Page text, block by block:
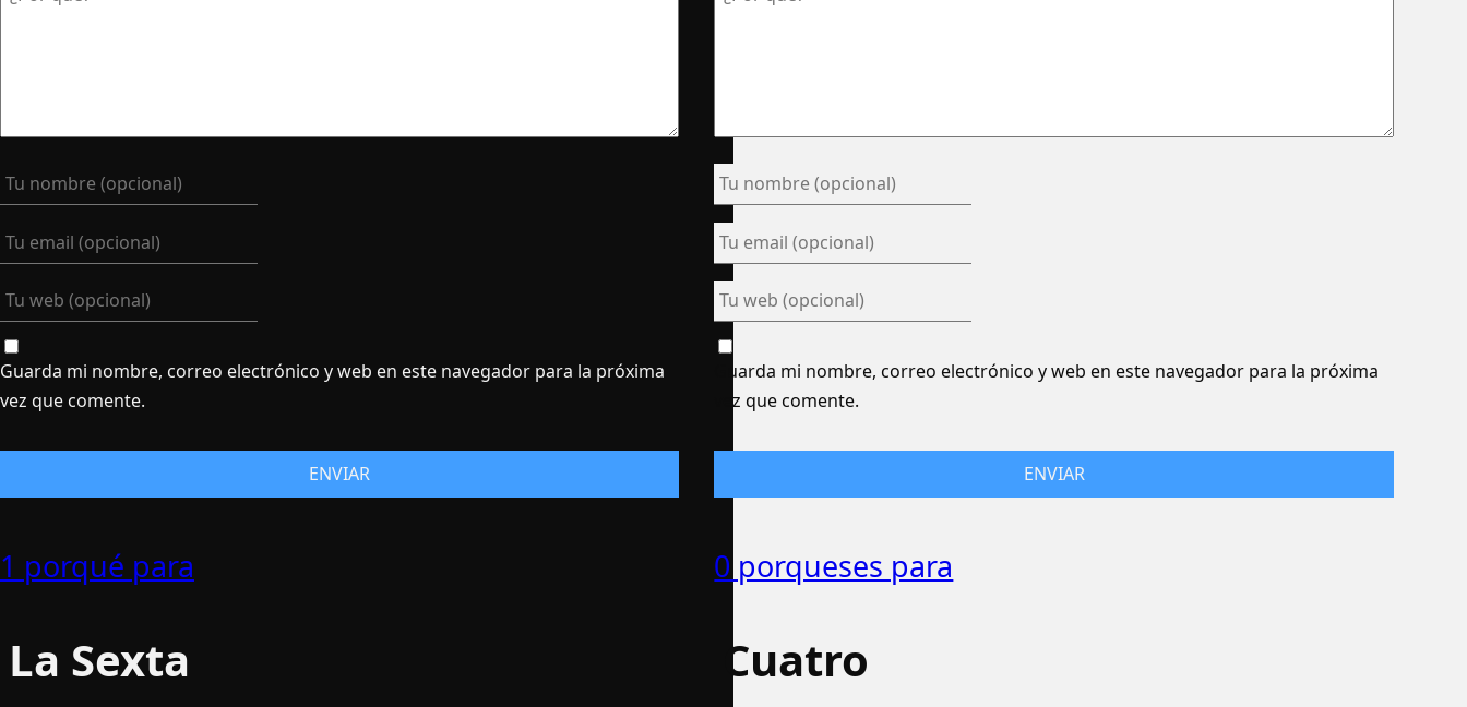
Guarda mi nombre, correo electrónico y web en este navegador para la próxima
vez que comente.
Guarda mi nombre, correo electrónico y web en este navegador para la próxima
vez que comente.
1 porqué para
La Sexta
0 porqueses para
Cuatro